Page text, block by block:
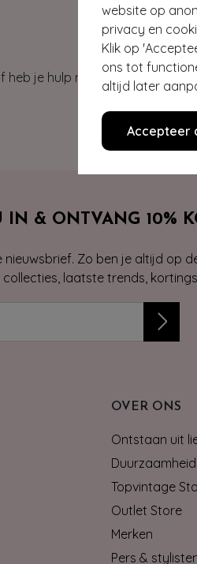
website op
privacy en
Klik op
ons tot
altijd later
Accepteer
heb je hulp nodig bij je
IN & ONTVANG 10%
nieuwsbrief. Zo ben je altijd op
collecties, laatste trends,
OVER ONS
Ontstaan uit
Duurzaamheid
Topvintage
Outlet Store
Merken
Pers &